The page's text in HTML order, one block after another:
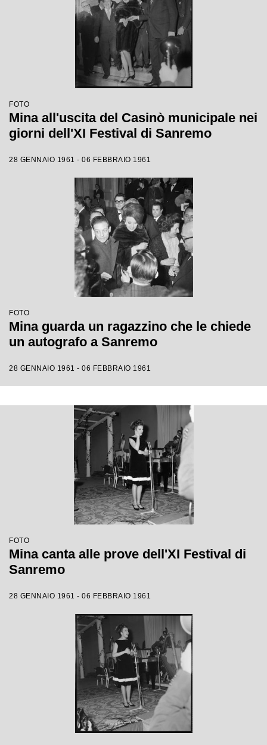
FOTO
Mina all'uscita del Casinò municipale nei
giorni dell'XI Festival di Sanremo
28 GENNAIO 1961 - 06 FEBBRAIO 1961
FOTO
Mina guarda un ragazzino che le chiede
un autografo a Sanremo
28 GENNAIO 1961 - 06 FEBBRAIO 1961
FOTO
Mina canta alle prove dell'XI Festival di
Sanremo
28 GENNAIO 1961 - 06 FEBBRAIO 1961